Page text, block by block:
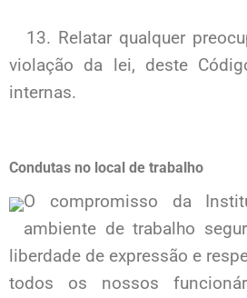
13. Relatar qualquer
violação da lei, deste
internas.
Condutas no local de trabalho
O compromisso da
ambiente de trabalho
liberdade de expressão e
todos os nossos